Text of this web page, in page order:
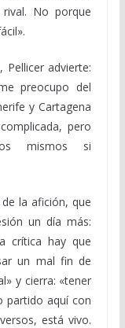
No porque
advierte:
preocupo del
y Cartagena
pero
mismos si
la afición, que
un día más:
crítica hay que
un mal fin de
y cierra: «tener
partido aquí con
está vivo.